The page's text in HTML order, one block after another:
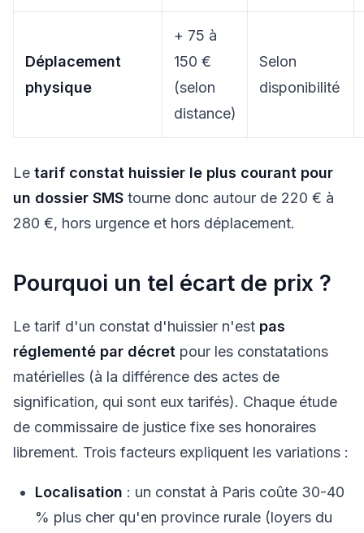
Déplacement
physique
+ 75 à
150 €
(selon
distance)
Selon
disponibilité
Le tarif constat huissier le plus courant pour
un dossier SMS tourne donc autour de 220 € à
280 €, hors urgence et hors déplacement.
Pourquoi un tel écart de prix ?
Le tarif d'un constat d'huissier n'est pas
réglementé par décret pour les constatations
matérielles (à la différence des actes de
signification, qui sont eux tarifés). Chaque étude
de commissaire de justice fixe ses honoraires
librement. Trois facteurs expliquent les variations :
Localisation : un constat à Paris coûte 30-40
% plus cher qu'en province rurale (loyers du